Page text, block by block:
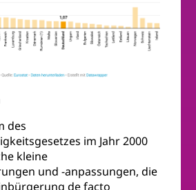
des
im Jahr 2000
kleine
und -anpassungen, die
de facto